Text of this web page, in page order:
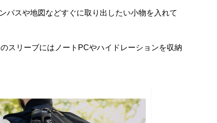
スや地図などすぐに取り出したい小物を入れて
スリーブにはノートPCやハイドレーションを収納